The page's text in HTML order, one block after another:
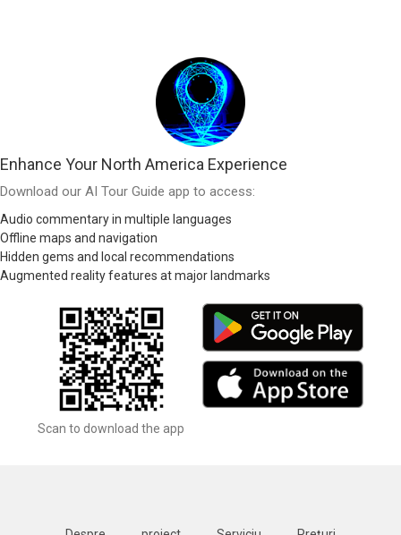
Enhance Your North America Experience
Download our AI Tour Guide app to access:
Audio commentary in multiple languages
Offline maps and navigation
Hidden gems and local recommendations
Augmented reality features at major landmarks
Scan to download the app